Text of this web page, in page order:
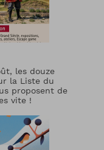
les douze
la Liste du
proposent de
vite !